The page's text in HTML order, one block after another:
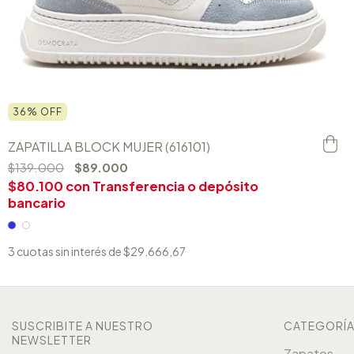
36 % OFF
ZAPATILLA BLOCK MUJER (616101)
$139.000 $89.000
$80.100 con Transferencia o depósito
bancario
3 cuotas sin interés de$29.666,67
SUSCRIBITE A NUESTRO
NEWSLETTER